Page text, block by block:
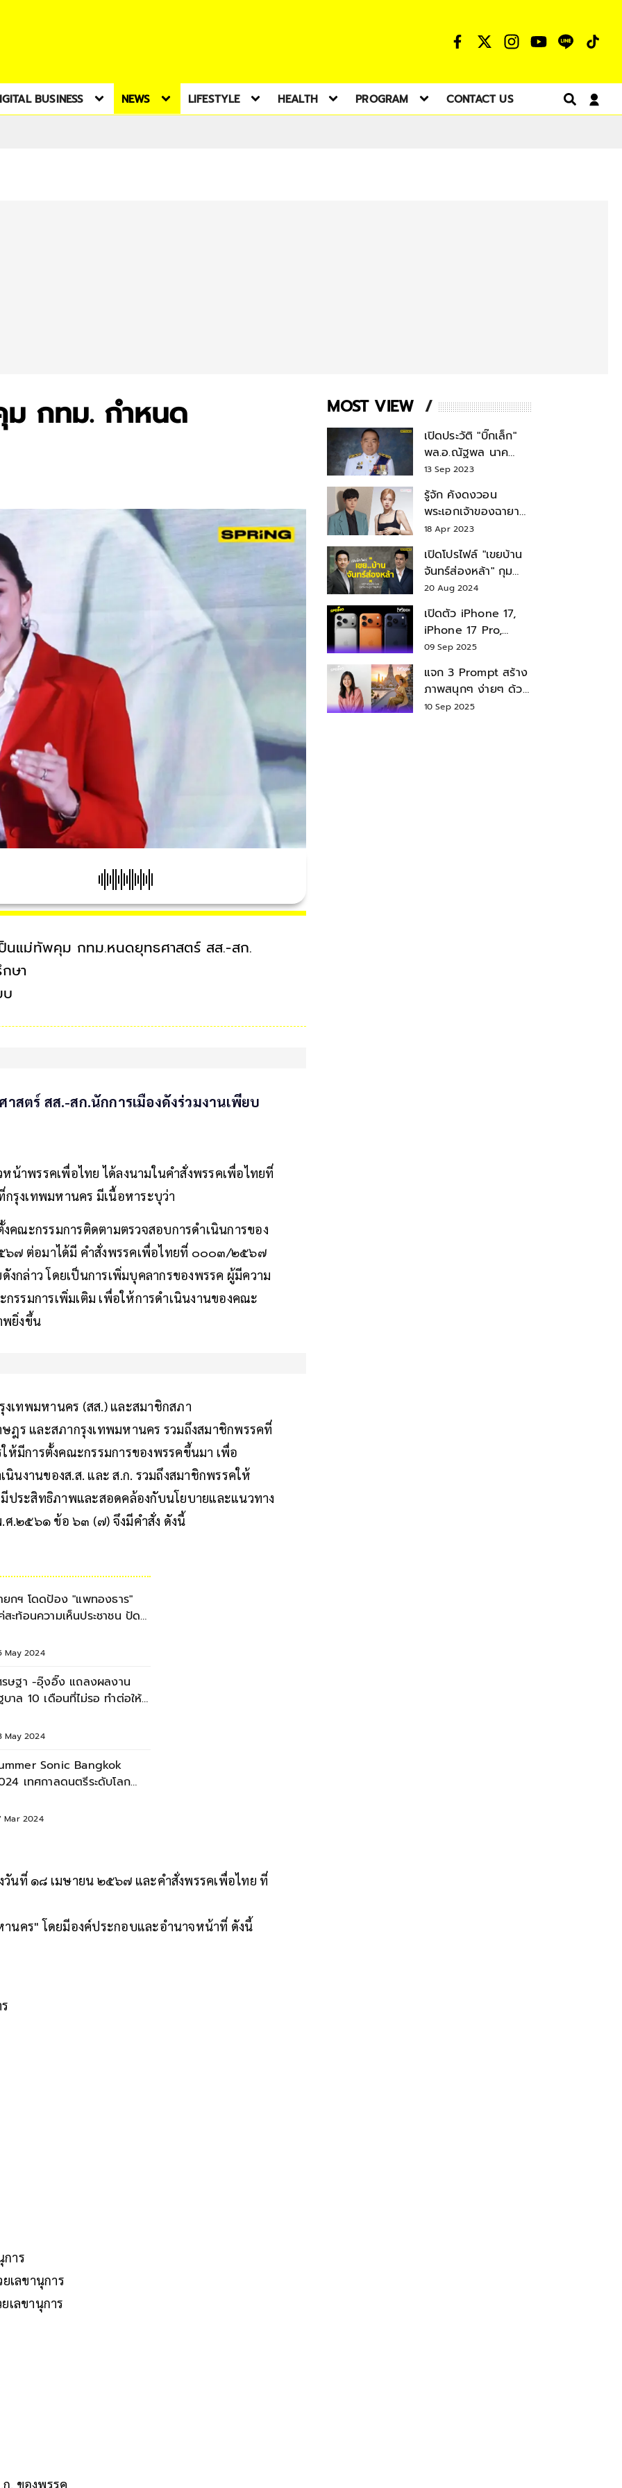
BUSINESS NEWS LIFESTYLE HEALTH PROGRAM CONTACT US
กทม. กำหนด
นแม่ทัพคุม กทม.หนดยุทธศาสตร์ สส.-สก.
ษา
สตร์ สส.-สก.นักการเมืองดังร่วมงานเพียบ
น้าพรรคเพื่อไทย ได้ลงนามในคำสั่งพรรคเพื่อไทยที่
รุงเทพมหานคร มีเนื้อหาระบุว่า
ณะกรรมการติดตามตรวจสอบการดำเนินการของ
๖๗ ต่อมาได้มี คำสั่งพรรคเพื่อไทยที่ ๐๐๐๓/๒๕๖๗
ล่าว โดยเป็นการเพิ่มบุคลากรของพรรค ผู้มีความ
รรมการเพิ่มเติม เพื่อให้การดำเนินงานของคณะ
พยิ่งขึ้น
เทพมหานคร (สส.) และสมาชิกสภา
ร และสภากรุงเทพมหานคร รวมถึงสมาชิกพรรคที่
มีการตั้งคณะกรรมการของพรรคขึ้นมา เพื่อ
งานของส.ส. และ ส.ก. รวมถึงสมาชิกพรรคให้
ระสิทธิภาพและสอดคล้องกับนโยบายและแนวทาง
.๒๕๖๑ ข้อ ๖๓ (๗) จึงมีคำสั่ง ดังนี้
ยกฯ โดดป้อง "แพทองธาร"
สะท้อนความเห็นประชาชน ปัด
May 2024
รษฐา -อุ๊งอิ๊ง แถลงผลงาน
บาล 10 เดือนที่ไม่รอ ทำต่อให้
May 2024
Sonic Bangkok
เทศกาลดนตรีระดับโลก
Mar 2024
นที่ ๑๘ เมษายน ๒๕๖๗ และคำสั่งพรรคเพื่อไทย ที่
นคร" โดยมีองค์ประกอบและอำนาจหน้าที่ ดังนี้
าร
ลขานุการ
ลขานุการ
. ของพรรค
MOST VIEW
เปิดประวัติ "บิ๊กเล็ก"
พล.อ.ณัฐพล นาค
พาณิชย์ จากเลขาฯ
สมช.-เลขาฯ
รมว.กลาโหม
13 Sep 2023
รู้จัก คังดงวอน
พระเอกเจ้าของฉายา
สมบัติแห่งชาติ หลังมี
18 Apr 2023
เปิดโปรไฟล์ "เขยบ้าน
จันทร์ส่องหล้า" กุม
บังเหียนธุรกิจตระกูล
"ชินวัตร"
20 Aug 2024
เปิดตัว iPhone 17,
iPhone 17 Pro,
iPhone 17 Air สเปค
09 Sep 2025
แจก 3 Prompt สร้าง
ภาพสนุกๆ ง่ายๆ ด้วย
Nano Banana ใน
10 Sep 2025